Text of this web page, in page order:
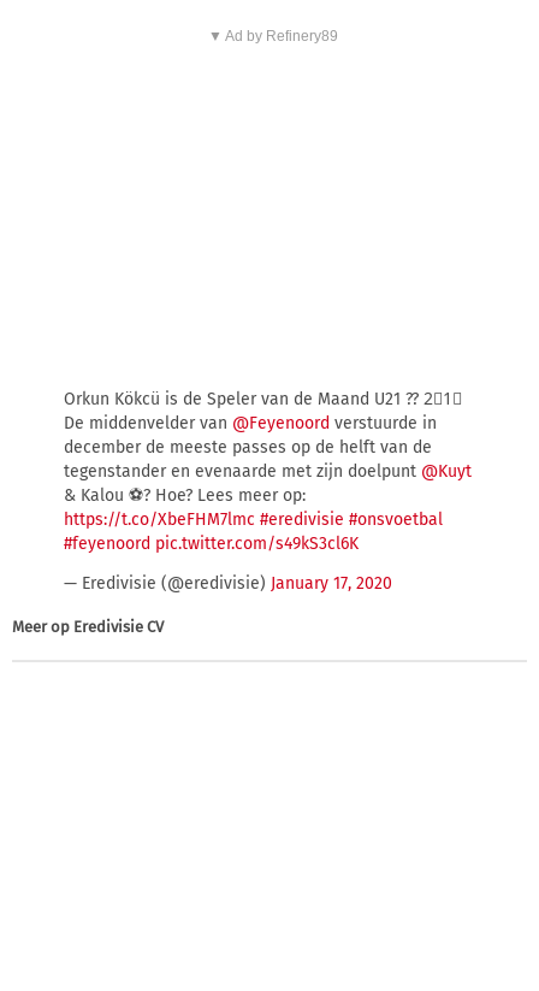
▼ Ad by Refinery89
Orkun Kökcü is de Speler van de Maand U21 ?? 2⃣1⃣
De middenvelder van @Feyenoord verstuurde in
december de meeste passes op de helft van de
tegenstander en evenaarde met zijn doelpunt @Kuyt
& Kalou ⚽? Hoe? Lees meer op:
https://t.co/XbeFHM7lmc #eredivisie #onsvoetbal
#feyenoord pic.twitter.com/s49kS3cl6K
— Eredivisie (@eredivisie) January 17, 2020
Meer op Eredivisie CV